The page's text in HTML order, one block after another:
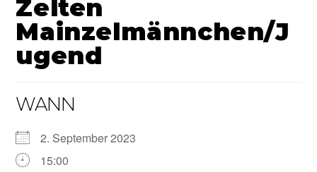
Zelten
Mainzelmännchen/J
ugend
WANN
2. September 2023
15:00